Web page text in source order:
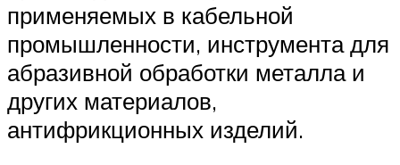
применяемых в кабельной
промышленности, инструмента для
абразивной обработки металла и
других материалов,
антифрикционных изделий.